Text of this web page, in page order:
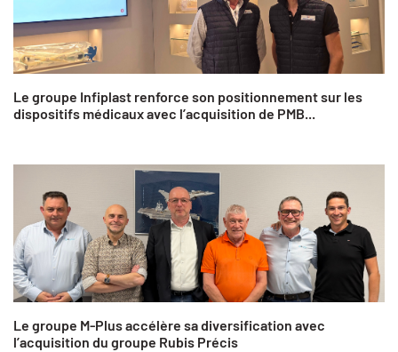
Le groupe Infiplast renforce son positionnement sur les
dispositifs médicaux avec l’acquisition de PMB...
Le groupe M-Plus accélère sa diversification avec
l’acquisition du groupe Rubis Précis